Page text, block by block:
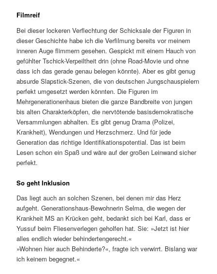
Filmreif
Bei dieser lockeren Verflechtung der Schicksale der Figuren in
dieser Geschichte habe ich die Verfilmung bereits vor meinem
inneren Auge flimmern gesehen. Gespickt mit einem Hauch von
gefühlter Tschick-Verpeiltheit drin (ohne Road-Movie und ohne
dass ich das gerade genau belegen könnte). Aber es gibt genug
absurde Slapstick-Szenen, die von deutschen Jungschauspielern
perfekt umgesetzt werden könnten. Die Figuren im
Mehrgenerationenhaus bieten die ganze Bandbreite von jungen
bis alten Charakterköpfen, die nervtötende basisdemokratische
Versammlungen abhalten. Es gibt genug Drama (Polizei,
Krankheit), Wendungen und Herzschmerz. Und für jede
Generation das richtige Identifikationspotential. Das ist beim
Lesen schon ein Spaß und wäre auf der großen Leinwand sicher
perfekt.
So geht Inklusion
Das liegt auch an solchen Szenen, bei denen mir das Herz
aufgeht. Generationshaus-Bewohnerin Selma, die wegen der
Krankheit MS an Krücken geht, bedankt sich bei Karl, dass er
Yussuf beim Fliesenverlegen geholfen hat. Sie: »Jetzt ist hier
alles endlich wieder behindertengerecht.«
»Wohnen hier auch Behinderte?«, fragte ich verwirrt. Bislang war
ich keinem begegnet.«